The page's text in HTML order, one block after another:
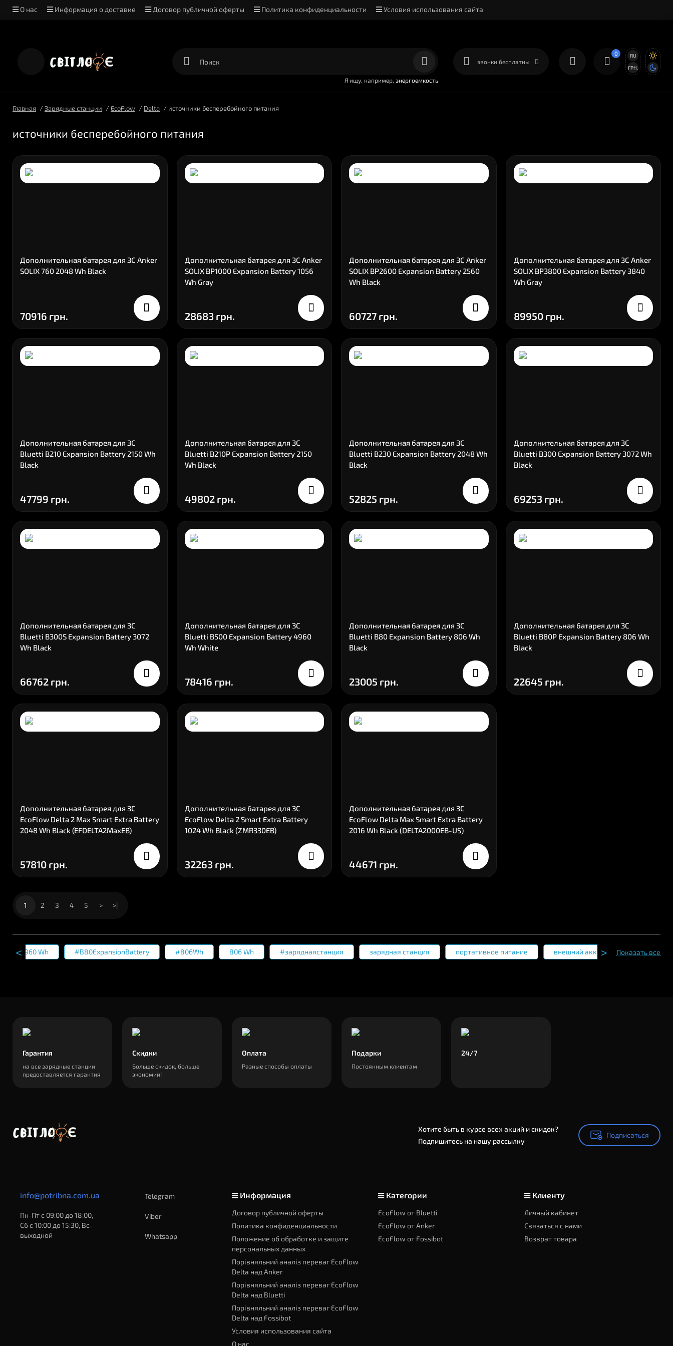
О нас Информация о доставке Договор публичной оферты Политика конфиденциальности
Условия использования сайта
звонки бесплатны
Я ищу, например, энергоемкость
0
RU
ГРН.
Главная Зарядные станции EcoFlow Delta источники бесперебойного питания
источники бесперебойного питания
Дополнительная батарея для ЗС Anker
SOLIX 760 2048 Wh Black
70916 грн.
Дополнительная батарея для ЗС Anker
SOLIX BP1000 Expansion Battery 1056
Wh Gray
28683 грн.
Дополнительная батарея для ЗС Anker
SOLIX BP2600 Expansion Battery 2560
Wh Black
60727 грн.
Дополнительная батарея для ЗС Anker
SOLIX BP3800 Expansion Battery 3840
Wh Gray
89950 грн.
Дополнительная батарея для ЗС
Bluetti B210 Expansion Battery 2150 Wh
Black
47799 грн.
Дополнительная батарея для ЗС
Bluetti B210P Expansion Battery 2150
Wh Black
49802 грн.
Дополнительная батарея для ЗС
Bluetti B230 Expansion Battery 2048 Wh
Black
52825 грн.
Дополнительная батарея для ЗС
Bluetti B300 Expansion Battery 3072 Wh
Black
69253 грн.
Дополнительная батарея для ЗС
Bluetti B300S Expansion Battery 3072
Wh Black
66762 грн.
Дополнительная батарея для ЗС
Bluetti B500 Expansion Battery 4960
Wh White
78416 грн.
Дополнительная батарея для ЗС
Bluetti B80 Expansion Battery 806 Wh
Black
23005 грн.
Дополнительная батарея для ЗС
Bluetti B80P Expansion Battery 806 Wh
Black
22645 грн.
Дополнительная батарея для ЗС
EcoFlow Delta 2 Max Smart Extra Battery
2048 Wh Black (EFDELTA2MaxEB)
57810 грн.
Дополнительная батарея для ЗС
EcoFlow Delta 2 Smart Extra Battery
1024 Wh Black (ZMR330EB)
32263 грн.
Дополнительная батарея для ЗС
EcoFlow Delta Max Smart Extra Battery
2016 Wh Black (DELTA2000EB-US)
44671 грн.
1 2 3 4 5 > >|
4960 Wh #B80ExpansionBattery #806Wh 806 Wh #заряднаястанция зарядная станция портативное питание внешний аккумуляторПоказать все
Гарантия
на все зарядные станции
предоставляется гарантия
Скидки
Больше скидок, больше
экономии!
Оплата
Разные способы оплаты
Подарки
Постоянным клиентам
24/7
Хотите быть в курсе всех акций и скидок?
Подпишитесь на нашу рассылку
Подписаться
Подписаться
info@potribna.com.ua
Пн-Пт с 09:00 до 18:00,
Сб с 10:00 до 15:30, Вс-
выходной
Telegram
Viber
Whatsapp
Информация
Договор публичной оферты
Политика конфиденциальности
Положение об обработке и защите
персональных данных
Порівняльний аналіз переваг EcoFlow
Delta над Anker
Порівняльний аналіз переваг EcoFlow
Delta над Bluetti
Порівняльний аналіз переваг EcoFlow
Delta над Fossibot
Условия использования сайта
О нас
Категории
EcoFlow от Bluetti
EcoFlow от Anker
EcoFlow от Fossibot
Клиенту
Личный кабинет
Связаться с нами
Возврат товара